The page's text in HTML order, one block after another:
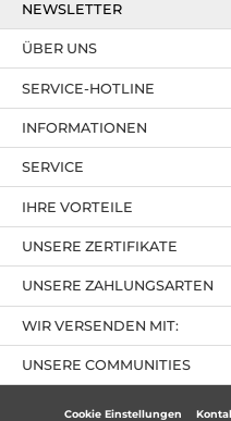
NEWSLETTER
SERVICE-HOTLINE
IHRE VORTEILE
UNSERE ZAHLUNGSARTEN
ÜBER UNS
UNSERE ZERTIFIKATE
INFORMATIONEN
SERVICE
UNSERE COMMUNITIES
WIR VERSENDEN MIT:
Cookie Einstellungen